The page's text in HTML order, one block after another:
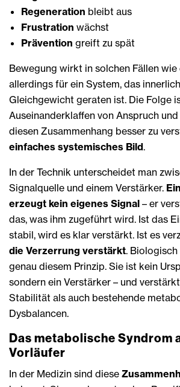
Regeneration bleibt aus
Frustration wächst
Prävention greift zu spät
Bewegung wirkt in solchen Fällen wie
allerdings für ein System, das
Gleichgewicht geraten ist. Die Folge
Auseinanderklaffen von Anspruch
diesen Zusammenhang besser zu
einfaches systemisches Bild.
In der Technik unterscheidet man
Signalquelle und einem Verstärker.
erzeugt kein eigenes Signal – er
das, was ihm zugeführt wird. Ist das
stabil, wird es klar verstärkt. Ist es
die Verzerrung verstärkt.
genau diesem Prinzip. Sie ist kein
sondern ein Verstärker – und
Stabilität als auch bestehende
Dysbalancen.
Das metabolische Syndrom
Vorläufer
In der Medizin sind diese